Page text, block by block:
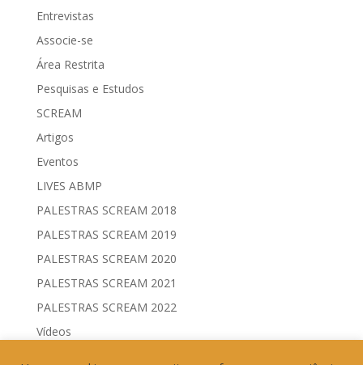
Entrevistas
Associe-se
Área Restrita
Pesquisas e Estudos
SCREAM
Artigos
Eventos
LIVES ABMP
PALESTRAS SCREAM 2018
PALESTRAS SCREAM 2019
PALESTRAS SCREAM 2020
PALESTRAS SCREAM 2021
PALESTRAS SCREAM 2022
Vídeos